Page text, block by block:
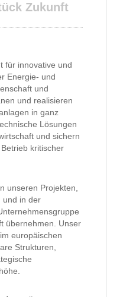
Zukunft
für innovative und
Energie- und
und
und realisieren
in ganz
Lösungen
und sichern
kritischer
unseren Projekten,
und in der
übernehmen. Unser
europäischen
Strukturen,